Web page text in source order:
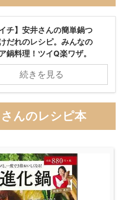
イチ】安井さんの簡単鍋つ
だれのレシピ。みんなの
鍋料理！ツイQ楽ワザ。
続きを見る
んのレシピ本